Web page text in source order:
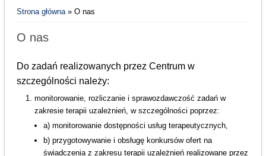
Strona główna» O nas
O nas
Do zadań realizowanych przez Centrum w
szczególności należy:
monitorowanie, rozliczanie i sprawozdawczość zadań w
zakresie terapii uzależnień, w szczególności poprzez:
a) monitorowanie dostępności usług terapeutycznych,
b) przygotowywanie i obsługę konkursów ofert na
świadczenia z zakresu terapii uzależnień realizowane przez